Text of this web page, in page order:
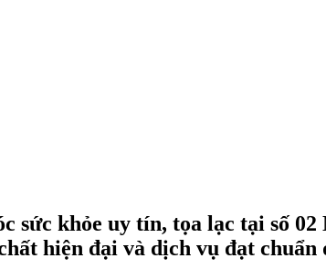
sức khỏe uy tín, tọa lạc tại số
hiện đại và dịch vụ đạt